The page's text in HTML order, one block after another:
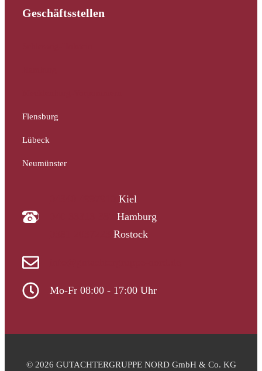
Geschäftsstellen
Flensburg
Lübeck
Neumünster
Kiel
Hamburg
Rostock
Mo-Fr 08:00 - 17:00 Uhr
© 2026 GUTACHTERGRUPPE NORD GmbH & Co. KG